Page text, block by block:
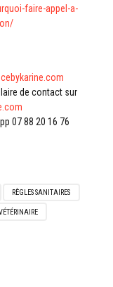
faire-appel-a-
de contact sur
07 88 20 16 76
RÈGLES SANITAIRES